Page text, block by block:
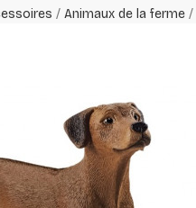
Animaux de la ferme